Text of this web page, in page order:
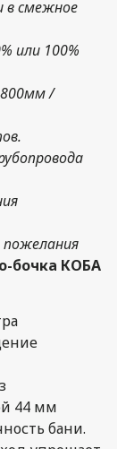
в смежное
или 100%
/
бочка КОБА
44 мм
бани.